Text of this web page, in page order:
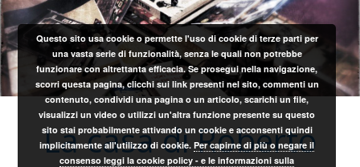
Salta
al
contenuto
La casa di Roberto
Questo sito usa cookie o permette l'uso di cookie di terze parti per
una vasta serie di funzionalità, senza le quali non potrebbe
funzionare con altrettanta efficacia. Se prosegui nella navigazione,
scorri questa pagina, clicchi sui link presenti nel sito, commenti un
contenuto, condividi una pagina o un articolo, scarichi un file,
visualizzi un video o utilizzi un'altra funzione presente su questo
sito stai probabilmente attivando un cookie e acconsenti quindi
implicitamente all'utilizzo di cookie.Per capirne di più o negare il
consenso leggi la cookie policy - e le informazioni sulla